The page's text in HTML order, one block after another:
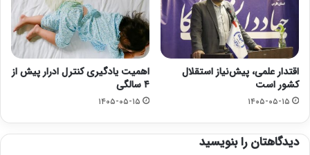
اقتدار علمی، پیش‌نیاز استقلال
کشور است
۱۴۰۵-۰۵-۱۵
اهمیت یادگیری کنترل ادرار پیش از
۴ سالگی
۱۴۰۵-۰۵-۱۵
دیدگاهتان را بنویسید